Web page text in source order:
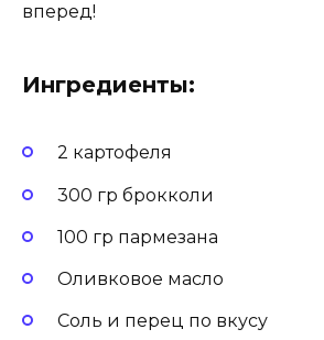
вперед!
Ингредиенты:
2 картофеля
300 гр брокколи
100 гр пармезана
Оливковое масло
Соль и перец по вкусу